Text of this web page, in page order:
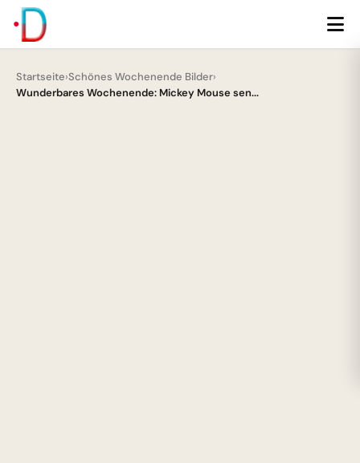
Startseite›Schönes Wochenende Bilder›
Wunderbares Wochenende: Mickey Mouse sen...